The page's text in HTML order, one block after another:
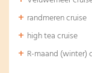
randmeren cruise
high tea cruise
R-maand (winter)